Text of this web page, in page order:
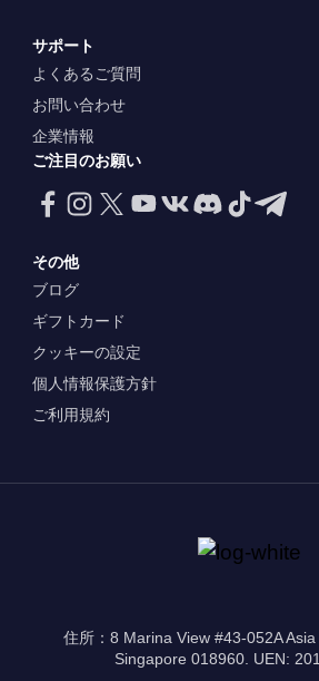
サポート
よくあるご質問
お問い合わせ
企業情報
ご注目のお願い
その他
ブログ
ギフトカード
クッキーの設定
個人情報保護方針
ご利用規約
住所：8 Marina View #43-052A Asia
Singapore 018960. UEN: